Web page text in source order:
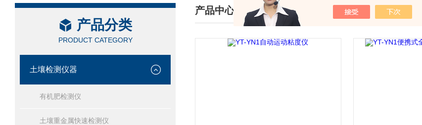
产品分类
PRODUCT CATEGORY
土壤检测仪器
有机肥检测仪
土壤重金属快速检测仪
产品中心
/ PRODUCTS CENTER